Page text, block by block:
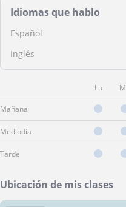
Idiomas que hablo
Español
Inglés
Lu
Mañana
Mediodía
Tarde
Ubicación de mis clases